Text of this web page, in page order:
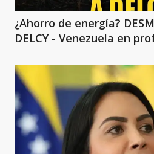
¿Ahorro de energía?
DELCY - Venezuela en